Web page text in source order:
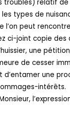
troubles) relatif
les types de
l’on peut
ci-joint copie
une
de cesser
une
intérêts.